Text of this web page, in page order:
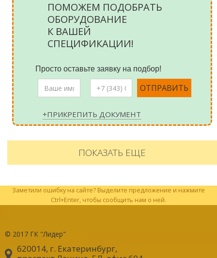
ПОМОЖЕМ ПОДОБРАТЬ
ОБОРУДОВАНИЕ
К ВАШЕЙ
СПЕЦИФИКАЦИИ!
Просто оставьте заявку на подбор!
+ПРИКРЕПИТЬ ДОКУМЕНТ
ПОКАЗАТЬ ЕЩЕ
Заметили ошибку на сайте? Выделите предложение и нажмите
Ctrl+Enter, чтобы сообщить нам о ней.
© 2017 ГК "Лидер"
620014, г. Екатеринбург,